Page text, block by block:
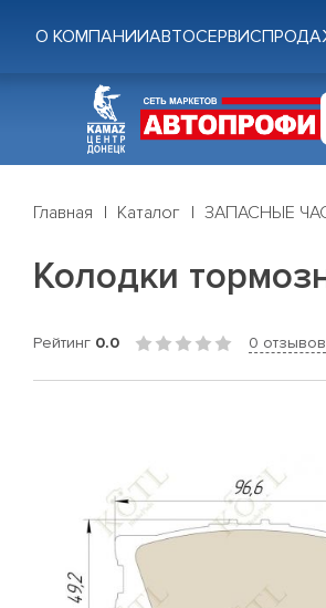
О КОМПАНИИАВТОСЕРВИС
Главная Каталог ЗАПАСНЫЕ
Колодки
Рейтинг 0.0 0 отзывов